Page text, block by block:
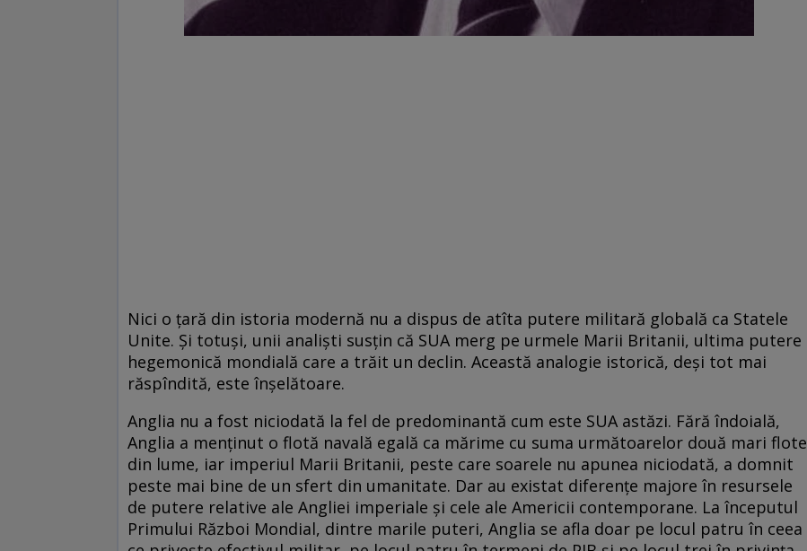
Nici o ţară din istoria modernă nu a dispus de atîta putere militară globală ca Statele
Unite. Şi totuşi, unii analişti susţin că SUA merg pe urmele Marii Britanii, ultima putere
hegemonică mondială care a trăit un declin. Această analogie istorică, deşi tot mai
răspîndită, este înşelătoare.
Anglia nu a fost niciodată la fel de predominantă cum este SUA astăzi. Fără îndoială,
Anglia a menţinut o flotă navală egală ca mărime cu suma următoarelor două mari flote
din lume, iar imperiul Marii Britanii, peste care soarele nu apunea niciodată, a domnit
peste mai bine de un sfert din umanitate. Dar au existat diferenţe majore în resursele
de putere relative ale Angliei imperiale şi cele ale Americii contemporane. La începutul
Primului Război Mondial, dintre marile puteri, Anglia se afla doar pe locul patru în ceea